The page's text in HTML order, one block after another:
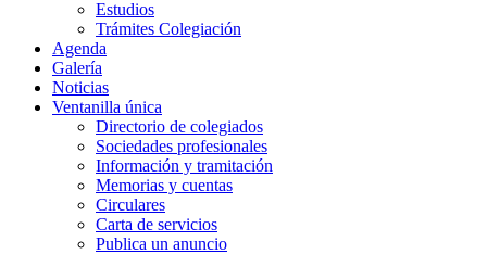
Estudios
Trámites Colegiación
Agenda
Galería
Noticias
Ventanilla única
Directorio de colegiados
Sociedades profesionales
Información y tramitación
Memorias y cuentas
Circulares
Carta de servicios
Publica un anuncio